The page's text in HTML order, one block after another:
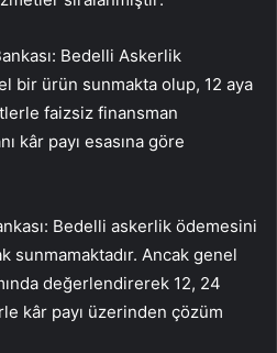
Bedelli Askerlik
bir ürün sunmakta olup, 12 aya
faizsiz finansman
kâr payı esasına göre
Bedelli askerlik ödemesini
sunmamaktadır. Ancak genel
değerlendirerek 12, 24
kâr payı üzerinden çözüm